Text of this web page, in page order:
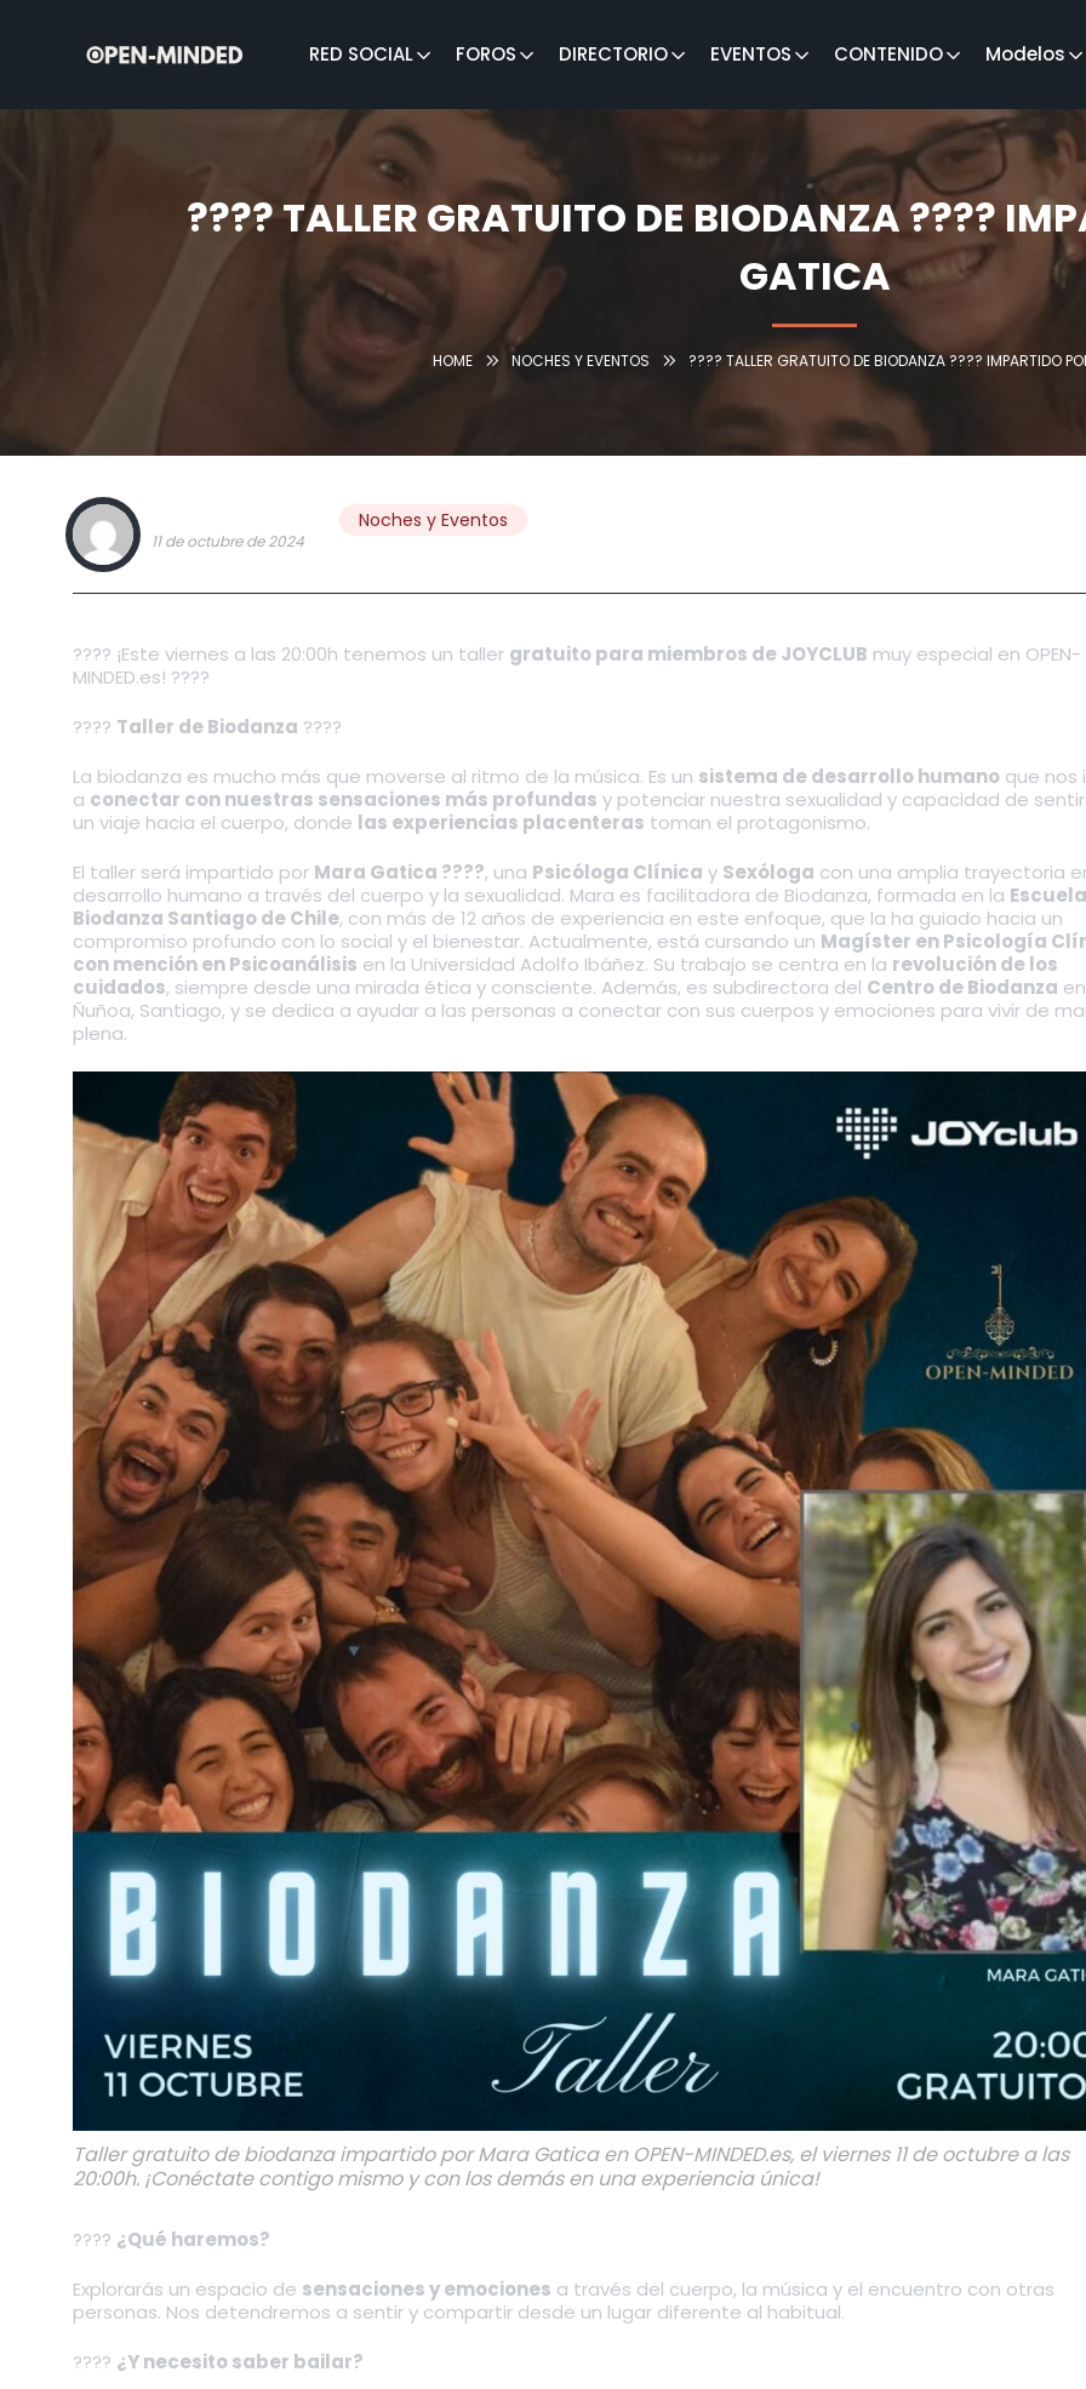
RED SOCIAL FOROS DIRECTORIO EVENTOS CONTENIDO Modelos
???? TALLER GRATUITO DE BIODANZA ????
GATICA
HOME NOCHES Y EVENTOS ???? TALLER GRATUITO DE BIODANZA ???? IMPARTIDO
11 de octubre de 2024
Noches y Eventos
????️ ¡Este viernes a las 20:00h tenemos un taller gratuito para miembros de JOYCLUB muy especial en OPEN-
MINDED.es! ????️
???? Taller de Biodanza ????
La biodanza es mucho más que moverse al ritmo de la música. Es un sistema de desarrollo humanoque nos
a conectar con nuestras sensaciones más profundas y potenciar nuestra sexualidad y capacidad de
un viaje hacia el cuerpo, donde las experiencias placenteras toman el protagonismo.
El taller será impartido por Mara Gatica ????, una Psicóloga Clínica y Sexóloga con una amplia trayectoria
desarrollo humano a través del cuerpo y la sexualidad. Mara es facilitadora de Biodanza, formada en la
Biodanza Santiago de Chile, con más de 12 años de experiencia en este enfoque, que la ha guiado hacia un
compromiso profundo con lo social y el bienestar. Actualmente, está cursando un Magíster en Psicología
con mención en Psicoanálisis en la Universidad Adolfo Ibáñez. Su trabajo se centra en la revolución de los
cuidados, siempre desde una mirada ética y consciente. Además, es subdirectora del Centro de Biodanza en
Ñuñoa, Santiago, y se dedica a ayudar a las personas a conectar con sus cuerpos y emociones para vivir de
plena.
Taller gratuito de biodanza impartido por Mara Gatica en OPEN-MINDED.es, el viernes 11 de octubre a las
20:00h. ¡Conéctate contigo mismo y con los demás en una experiencia única!
???? ¿Qué haremos?
Explorarás un espacio de sensaciones y emociones a través del cuerpo, la música y el encuentro con otras
personas. Nos detendremos a sentir y compartir desde un lugar diferente al habitual.
???? ¿Y necesito saber bailar?